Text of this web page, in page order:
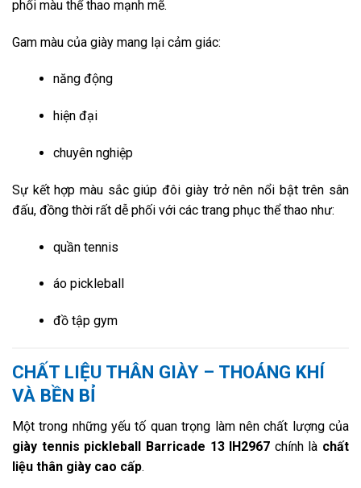
phối màu thể thao mạnh mẽ.
Gam màu của giày mang lại cảm giác:
năng động
hiện đại
chuyên nghiệp
Sự kết hợp màu sắc giúp đôi giày trở nên nổi bật trên sân
đấu, đồng thời rất dễ phối với các trang phục thể thao như:
quần tennis
áo pickleball
đồ tập gym
CHẤT LIỆU THÂN GIÀY – THOÁNG KHÍ
VÀ BỀN BỈ
Một trong những yếu tố quan trọng làm nên chất lượng của
giày tennis pickleball Barricade 13 IH2967 chính là chất
liệu thân giày cao cấp.